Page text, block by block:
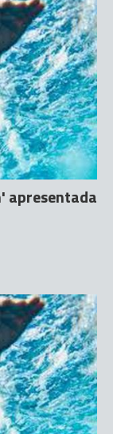
apresentada